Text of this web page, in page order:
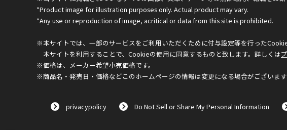
*Product image for illustration purposes only. Actual product may vary.
*Any use or reproduction of image, acritical or data from this site is prohibited.
※本サイトでは、一部のサービスをご利用いただくために付与設定等を行った
本サイトを利用することで、Cookieの使用に同意するものと致します。詳しくは
※価格は、メーカー希望小売価格です。
※商品名・発売日・価格などこのホームページの情報は変更になる場合がございます
privacypolicy Do Not Sell or Share My Personal Information